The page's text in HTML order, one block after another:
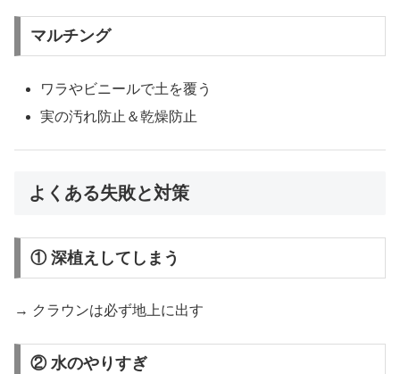
マルチング
ワラやビニールで土を覆う
実の汚れ防止＆乾燥防止
よくある失敗と対策
① 深植えしてしまう
→ クラウンは必ず地上に出す
② 水のやりすぎ